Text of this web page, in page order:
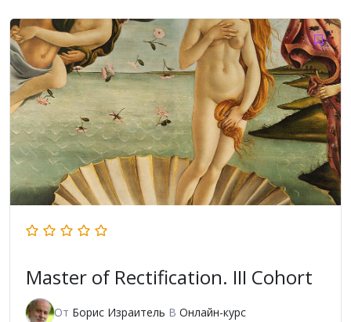
Master of Rectification. III Cohort
От Борис Израитель В Онлайн-курс